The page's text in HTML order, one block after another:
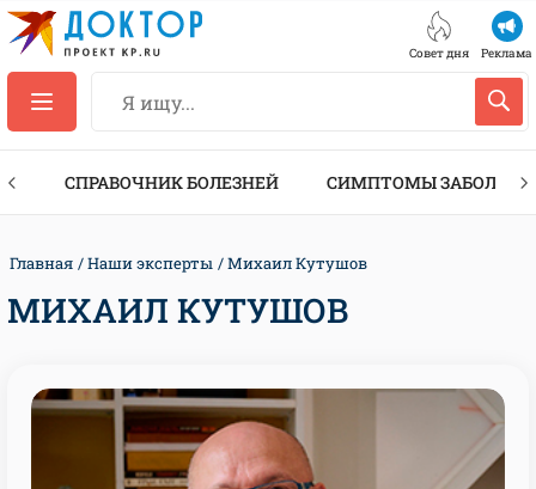
Совет дня Реклама
СПРАВОЧНИК БОЛЕЗНЕЙ СИМПТОМЫ
Главная Наши эксперты Михаил Кутушов
МИХАИЛ КУТУШОВ